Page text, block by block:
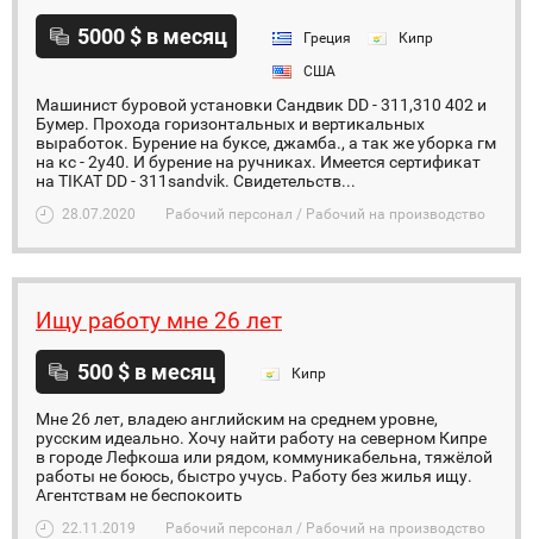
5000 $ в месяц Греция
Кипр
США
Машинист буровой установки Сандвик DD - 311,310 402 и
Бумер. Прохода горизонтальных и вертикальных
выработок. Бурение на буксе, джамба., а так же уборка гм
на кс - 2у40. И бурение на ручниках. Имеется сертификат
на TIKAT DD - 311sandvik. Свидетельств...
28.07.2020 Рабочий персонал / Рабочий на производство
Ищу работу мне 26 лет
500 $ в месяц Кипр
Мне 26 лет, владею английским на среднем уровне,
русским идеально. Хочу найти работу на северном Кипре
в городе Лефкоша или рядом, коммуникабельна, тяжёлой
работы не боюсь, быстро учусь. Работу без жилья ищу.
Агентствам не беспокоить
22.11.2019 Рабочий персонал / Рабочий на производство